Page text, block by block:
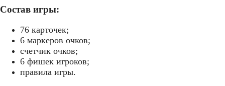
Состав игры:
76 карточек;
6 маркеров очков;
счетчик очков;
6 фишек игроков;
правила игры.